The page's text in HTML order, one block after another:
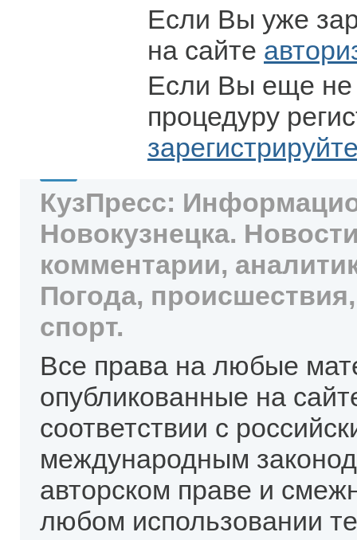
Если Вы уже
на сайте
Если Вы еще не
процедуру
КузПресс:
Новокузнецка.
комментарии,
Погода,
спорт.
Все права на любые
опубликованные на
соответствии с
международным
авторском праве и
любом использовании